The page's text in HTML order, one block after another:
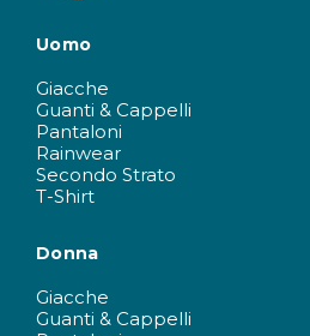
Uomo
Giacche
Guanti & Cappelli
Pantaloni
Rainwear
Secondo Strato
T-Shirt
Donna
Giacche
Guanti & Cappelli